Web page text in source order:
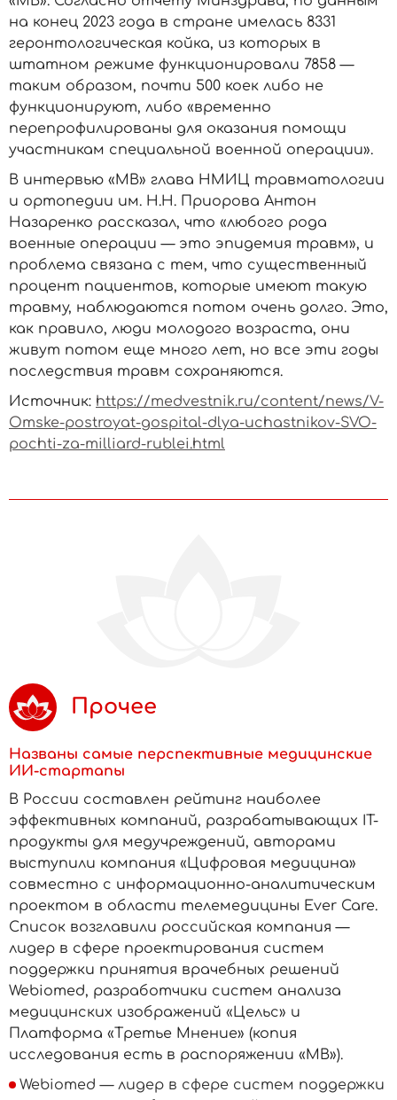
на конец 2023 года в стране имелась 8331
геронтологическая койка, из которых в
штатном режиме функционировали 7858 —
таким образом, почти 500 коек либо не
функционируют, либо «временно
перепрофилированы для оказания помощи
участникам специальной военной операции».
В интервью «МВ» глава НМИЦ травматологии
и ортопедии им. Н.Н. Приорова Антон
Назаренко рассказал, что «любого рода
военные операции — это эпидемия травм», и
проблема связана с тем, что существенный
процент пациентов, которые имеют такую
травму, наблюдаются потом очень долго. Это,
как правило, люди молодого возраста, они
живут потом еще много лет, но все эти годы
последствия травм сохраняются.
Источник: https://medvestnik.ru/content/news/V-
Omske-postroyat-gospital-dlya-uchastnikov-SVO-
pochti-za-milliard-rublei.html
Прочее
Названы самые перспективные медицинские
ИИ-стартапы
В России составлен рейтинг наиболее
эффективных компаний, разрабатывающих IT-
продукты для медучреждений, авторами
выступили компания «Цифровая медицина»
совместно с информационно-аналитическим
проектом в области телемедицины Ever Care.
Список возглавили российская компания —
лидер в сфере проектирования систем
поддержки принятия врачебных решений
Webiomed, разработчики систем анализа
медицинских изображений «Цельс» и
Платформа «Третье Мнение» (копия
исследования есть в распоряжении «МВ»).
Webiomed — лидер в сфере систем поддержки